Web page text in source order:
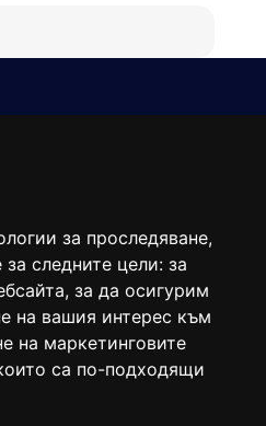
за проследяване,
следните цели: за
, за да осигурим
на вашия интерес към
на маркетинговите
са по-подходящи